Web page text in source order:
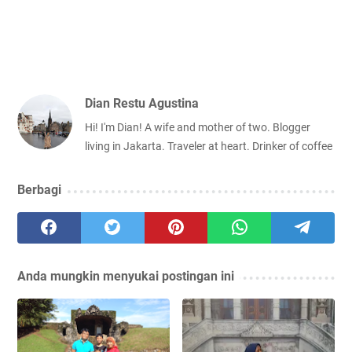
Dian Restu Agustina
Hi! I'm Dian! A wife and mother of two. Blogger
living in Jakarta. Traveler at heart. Drinker of coffee
Berbagi
Anda mungkin menyukai postingan ini